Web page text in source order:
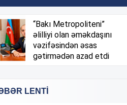
“Bakı Metropoliteni”
əlilliyi olan əməkdaşını
vəzifəsindən əsas
gətirmədən azad etdi
LENTİ